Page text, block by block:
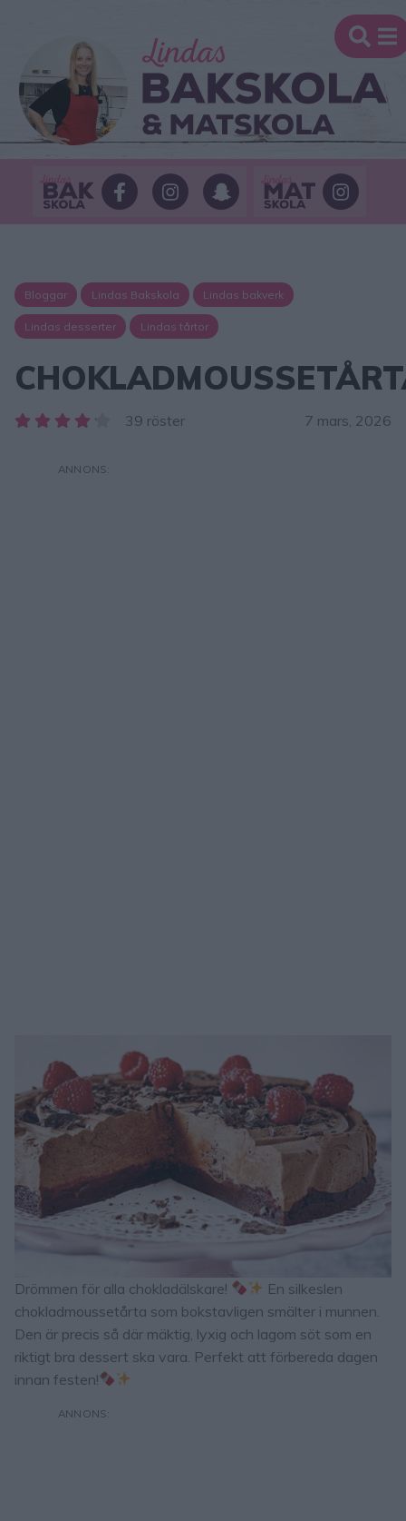
Bloggar Lindas Bakskola Lindas bakverk
Lindas desserter Lindas tårtor
39 röster 7 mars, 2026
Drömmen för alla chokladälskare!
En silkeslen
chokladmoussetårta som bokstavligen smälter i munnen.
Den är precis så där mäktig, lyxig och lagom söt som en
riktigt bra dessert ska vara. Perfekt att förbereda dagen
innan festen!